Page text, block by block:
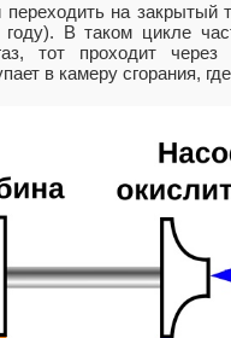
переходить на
В таком цикле
тот проходит
в камеру сгорания,